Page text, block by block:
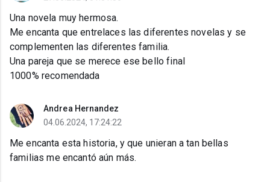
Una novela muy hermosa.
Me encanta que entrelaces las diferentes novelas y se
complementen las diferentes familia.
Una pareja que se merece ese bello final
1000% recomendada
Andrea Hernandez
04.06.2024, 17:24:22
Me encanta esta historia, y que unieran a tan bellas
familias me encantó aún más.